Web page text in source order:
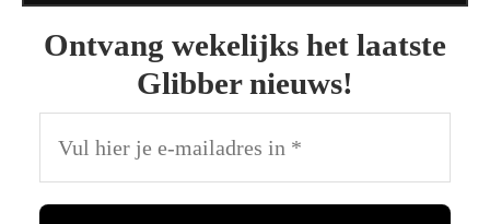
Ontvang wekelijks het laatste
Glibber nieuws!